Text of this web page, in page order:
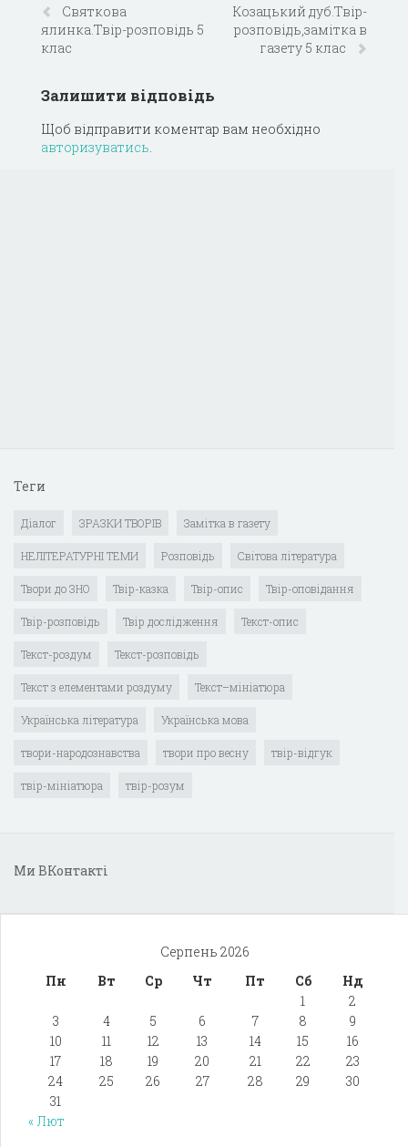
Святкова
ялинка.Твір-розповідь 5
клас
Козацький дуб.Твір-
розповідь,замітка в
газету 5 клас
Залишити відповідь
Щоб відправити коментар вам необхідно
авторизуватись.
Теги
Діалог ЗРАЗКИ ТВОРІВ Замітка в газету
НЕЛІТЕРАТУРНІ ТЕМИ Розповідь Світова література
Твори до ЗНО Твір-казка Твір-опис Твір-оповідання
Твір-розповідь Твір дослідження Текст-опис
Текст-роздум Текст-розповідь
Текст з елементами роздуму Текст–мініатюра
Українська література Українська мова
твори-народознавства твори про весну твір-відгук
твір-мініатюра твір-розум
Ми ВКонтакті
Серпень 2026
Пн
Вт Ср Чт Пт Сб
Нд
1
2
3
4 5 6 7 8
9
10
11 12 13 14 15
16
17
18 19 20 21 22
23
24
25 26 27 28 29
30
31
« Лют